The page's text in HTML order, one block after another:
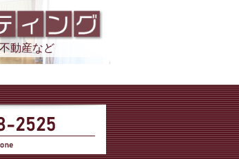
動産など